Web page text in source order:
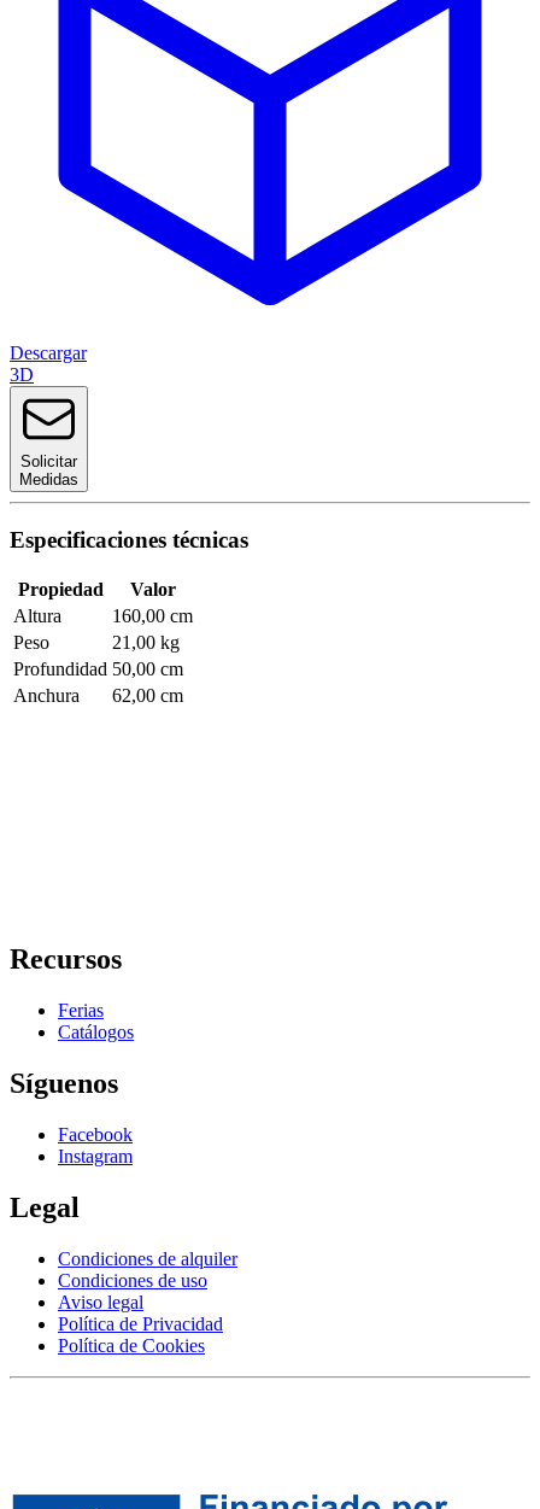
Descargar
3D
Solicitar
Medidas
Especificaciones técnicas
Propiedad
Valor
Altura
160,00 cm
Peso
21,00 kg
Profundidad 50,00 cm
Anchura
62,00 cm
Recursos
Ferias
Catálogos
Síguenos
Facebook
Instagram
Legal
Condiciones de alquiler
Condiciones de uso
Aviso legal
Política de Privacidad
Política de Cookies